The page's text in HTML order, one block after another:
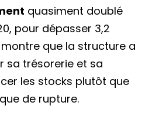
quasiment doublé
pour dépasser 3,2
montre que la structure a
sa trésorerie et sa
les stocks plutôt que
de rupture.